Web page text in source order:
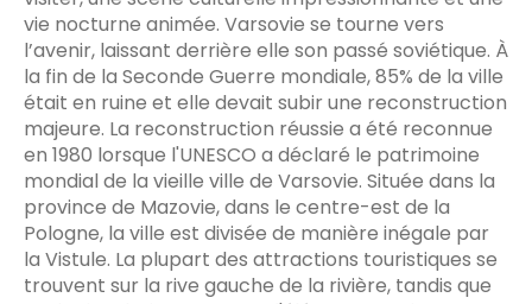
vie nocturne animée. Varsovie se tourne vers
l’avenir, laissant derrière elle son passé soviétique. À
la fin de la Seconde Guerre mondiale, 85% de la ville
était en ruine et elle devait subir une reconstruction
majeure. La reconstruction réussie a été reconnue
en 1980 lorsque l'UNESCO a déclaré le patrimoine
mondial de la vieille ville de Varsovie. Située dans la
province de Mazovie, dans le centre-est de la
Pologne, la ville est divisée de manière inégale par
la Vistule. La plupart des attractions touristiques se
trouvent sur la rive gauche de la rivière, tandis que